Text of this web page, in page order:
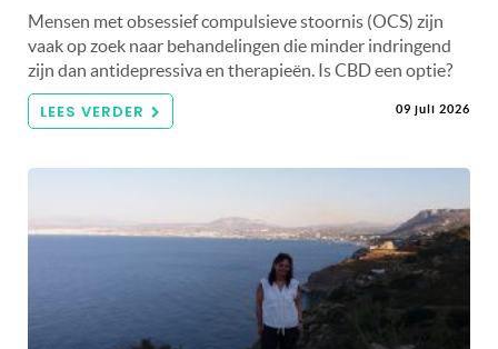
Mensen met obsessief compulsieve stoornis (OCS) zijn
vaak op zoek naar behandelingen die minder indringend
zijn dan antidepressiva en therapieën. Is CBD een optie?
LEES VERDER 09 juli 2026